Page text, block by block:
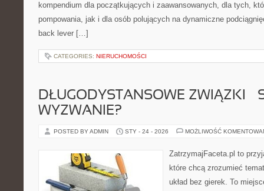
kompendium dla początkujących i zaawansowanych, dla tych,
pompowania, jak i dla osób polujących na dynamiczne
back lever […]
CATEGORIES: NIERUCHOMOŚCI
DŁUGODYSTANSOWE ZWIĄZKI –
WYZWANIE?
POSTED BY ADMIN STY - 24 - 2026 MOŻLIWOŚĆ
ZatrzymajFaceta.pl to
które chcą zrozumieć
układ bez gierek. To